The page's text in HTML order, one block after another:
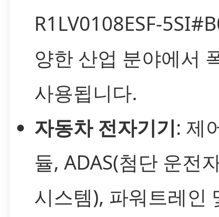
R1LV0108ESF-
양한 산업 분야에서
사용됩니다.
자동차 전자기기: 제
듈, ADAS(첨단 운전
시스템), 파워트레인